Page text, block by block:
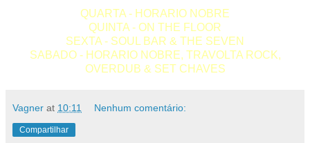
QUARTA - HORARIO NOBRE
QUINTA - ON THE FLOOR
SEXTA - SOUL BAR & THE SEVEN
SABADO - HORARIO NOBRE, TRAVOLTA ROCK,
OVERDUB & SET CHAVES
Vagner at 10:11 Nenhum comentário:
Compartilhar